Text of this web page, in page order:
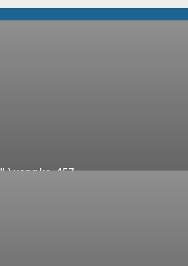
yang ke-457